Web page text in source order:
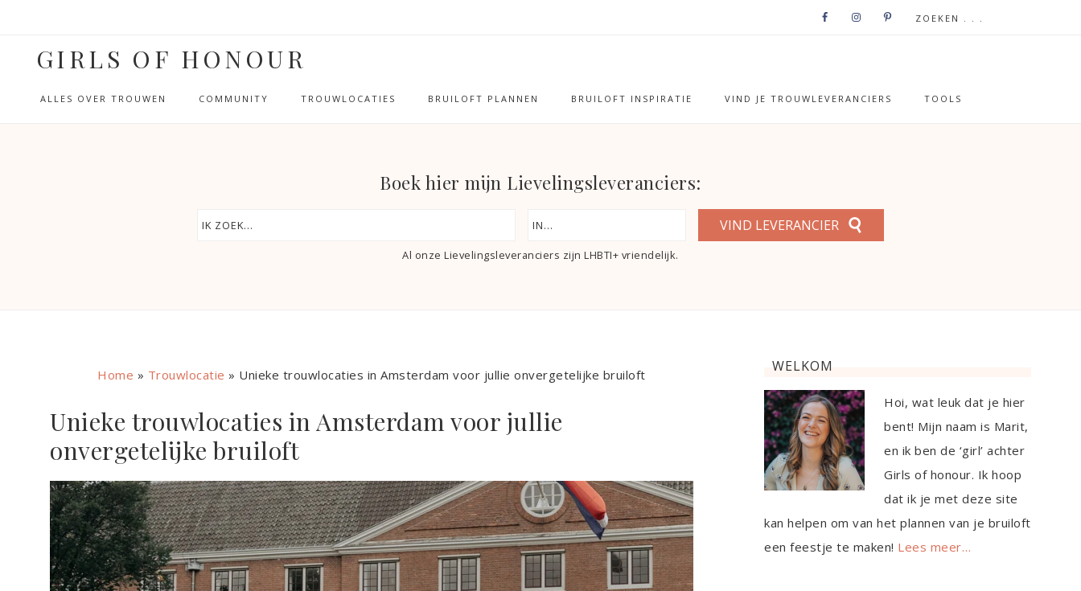
GIRLS OF HONOUR
ALLES OVER TROUWEN COMMUNITY TROUWLOCATIES BRUILOFT PLANNEN BRUILOFT INSPIRATIE VIND JE TROUWLEVERANCIERS TOOLS
Boek hier mijn Lievelingsleveranciers:
VIND LEVERANCIER
Al onze Lievelingsleveranciers zijn LHBTI+ vriendelijk.
Home » Trouwlocatie » Unieke trouwlocaties in Amsterdam voor jullie onvergetelijke bruiloft
Unieke trouwlocaties in Amsterdam voor jullie
onvergetelijke bruiloft
WELKOM
Hoi, wat leuk dat je hier
bent! Mijn naam is Marit,
en ik ben de ‘girl’ achter
Girls of honour. Ik hoop
dat ik je met deze site
kan helpen om van het plannen van je bruiloft
een feestje te maken! Lees meer…